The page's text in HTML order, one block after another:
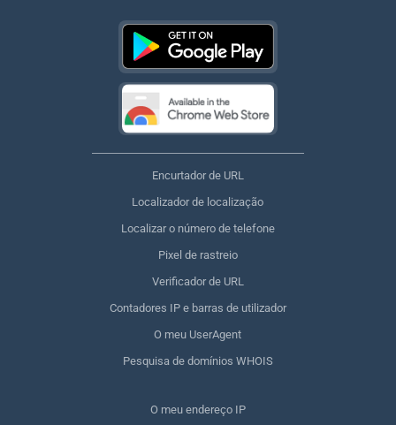
Encurtador de URL
Localizador de localização
Localizar o número de telefone
Pixel de rastreio
Verificador de URL
Contadores IP e barras de utilizador
O meu UserAgent
Pesquisa de domínios WHOIS
O meu endereço IP